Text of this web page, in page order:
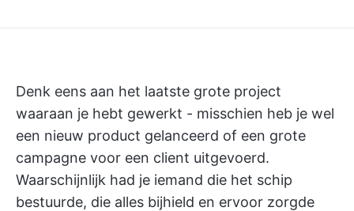
Denk eens aan het laatste grote project
waaraan je hebt gewerkt - misschien heb je wel
een nieuw product gelanceerd of een grote
campagne voor een client uitgevoerd.
Waarschijnlijk had je iemand die het schip
bestuurde, die alles bijhield en ervoor zorgde